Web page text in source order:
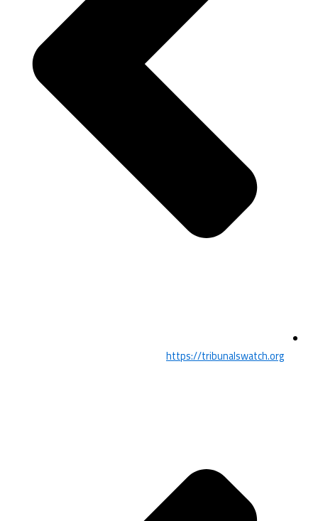
https://tribunalswatch.org